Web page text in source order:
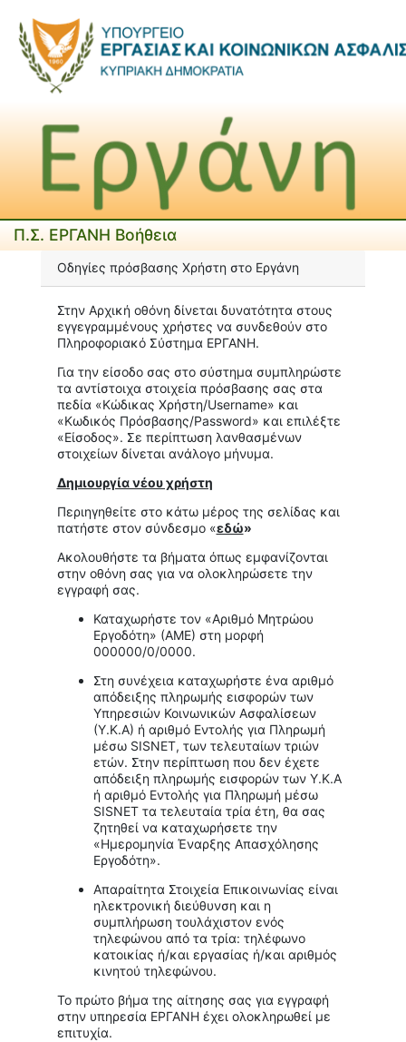
Π.Σ. ΕΡΓΑΝΗ Βοήθεια
Οδηγίες πρόσβασης Xρήστη στο Εργάνη
Στην Αρχική οθόνη δίνεται δυνατότητα στους
εγγεγραμμένους χρήστες να συνδεθούν στο
Πληροφοριακό Σύστημα ΕΡΓΑΝΗ.
Για την είσοδο σας στο σύστημα συμπληρώστε
τα αντίστοιχα στοιχεία πρόσβασης σας στα
πεδία «Κώδικας Χρήστη/Username» και
«Κωδικός Πρόσβασης/Password» και επιλέξτε
«Είσοδος». Σε περίπτωση λανθασμένων
στοιχείων δίνεται ανάλογο μήνυμα.
Δημιουργία νέου χρήστη
Περιηγηθείτε στο κάτω μέρος της σελίδας και
πατήστε στον σύνδεσμο «εδώ»
Ακολουθήστε τα βήματα όπως εμφανίζονται
στην οθόνη σας για να ολοκληρώσετε την
εγγραφή σας.
Καταχωρήστε τον «Αριθμό Μητρώου
Εργοδότη» (ΑΜΕ) στη μορφή
000000/0/0000.
Στη συνέχεια καταχωρήστε ένα αριθμό
απόδειξης πληρωμής εισφορών των
Υπηρεσιών Κοινωνικών Ασφαλίσεων
(Υ.Κ.Α) ή αριθμό Εντολής για Πληρωμή
μέσω SISNET, των τελευταίων τριών
ετών. Στην περίπτωση που δεν έχετε
απόδειξη πληρωμής εισφορών των Υ.Κ.Α
ή αριθμό Εντολής για Πληρωμή μέσω
SISNET τα τελευταία τρία έτη, θα σας
ζητηθεί να καταχωρήσετε την
«Ημερομηνία Έναρξης Απασχόλησης
Εργοδότη».
Απαραίτητα Στοιχεία Επικοινωνίας είναι
ηλεκτρονική διεύθυνση και η
συμπλήρωση τουλάχιστον ενός
τηλεφώνου από τα τρία: τηλέφωνο
κατοικίας ή/και εργασίας ή/και αριθμός
κινητού τηλεφώνου.
Το πρώτο βήμα της αίτησης σας για εγγραφή
στην υπηρεσία ΕΡΓΑΝΗ έχει ολοκληρωθεί με
επιτυχία.